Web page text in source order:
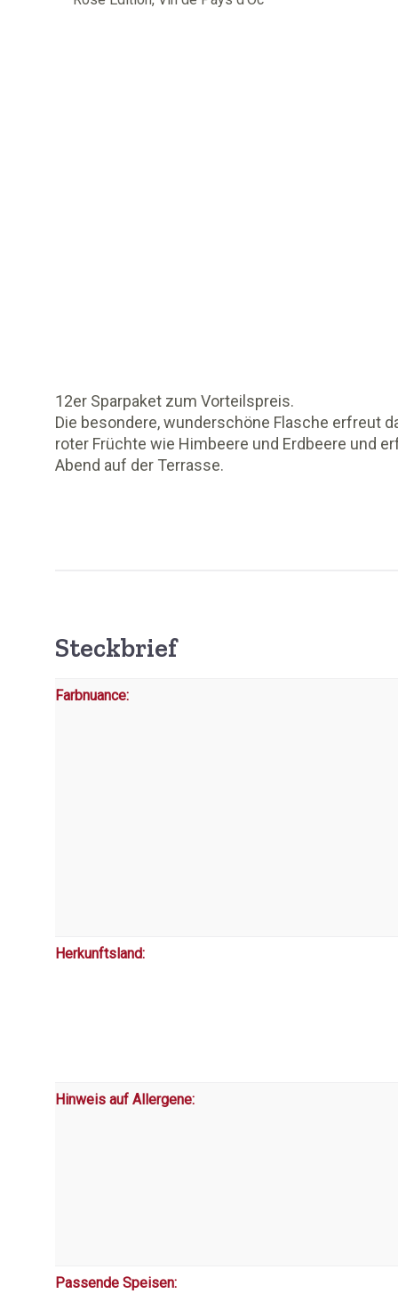
12er Sparpaket zum Vorteilspreis.
Die besondere, wunderschöne Flasche erfreut
roter Früchte wie Himbeere und Erdbeere und
Abend auf der Terrasse.
Steckbrief
Farbnuance:
Herkunftsland:
Hinweis auf Allergene:
Passende Speisen: